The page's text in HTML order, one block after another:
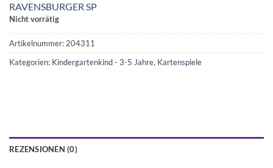
RAVENSBURGER SP
Nicht vorrätig
Artikelnummer:204311
Kategorien: Kindergartenkind - 3-5 Jahre, Kartenspiele
REZENSIONEN (0)